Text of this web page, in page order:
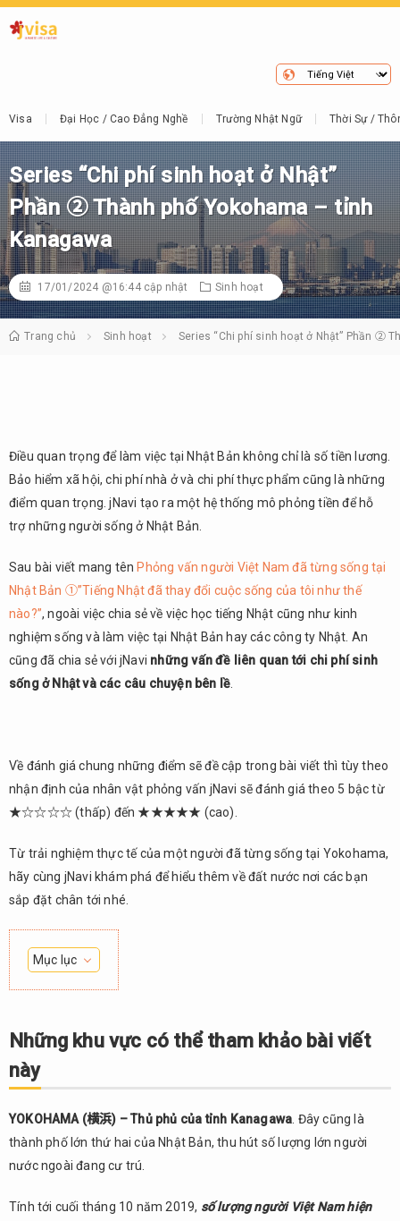
Visa Đại Học / Cao Đẳng Nghề Trường Nhật Ngữ Thời Sự /
Series “Chi phí sinh hoạt ở Nhật”
Phần ② Thành phố Yokohama – tỉnh
Kanagawa
17/01/2024 @16:44cập nhật Sinh hoạt
Trang chủ Sinh hoạt Series “Chi phí sinh hoạt ở Nhật” Phần ②
Điều quan trọng để làm việc tại Nhật Bản không chỉ là số tiền lương.
Bảo hiểm xã hội, chi phí nhà ở và chi phí thực phẩm cũng là những
điểm quan trọng. jNavi tạo ra một hệ thống mô phỏng tiền để hỗ
trợ những người sống ở Nhật Bản.
Sau bài viết mang tên Phỏng vấn người Việt Nam đã từng sống tại
Nhật Bản ①”Tiếng Nhật đã thay đổi cuộc sống của tôi như thế
nào?”, ngoài việc chia sẻ về việc học tiếng Nhật cũng như kinh
nghiệm sống và làm việc tại Nhật Bản hay các công ty Nhật. An
cũng đã chia sẻ với jNavi những vấn đề liên quan tới chi phí sinh
sống ở Nhật và các câu chuyện bên lề
Về đánh giá chung những điểm sẽ đề cập trong bài viết thì tùy theo
nhận định của nhân vật phỏng vấn jNavi sẽ đánh giá theo 5 bậc từ
★☆☆☆☆ (thấp) đến ★★★★★ (cao).
Từ trải nghiệm thực tế của một người đã từng sống tại Yokohama,
hãy cùng jNavi khám phá để hiểu thêm về đất nước nơi các bạn
sắp đặt chân tới nhé.
Mục lục
1.
khu
vực có
thể
tham
bài
viết
này
thống giao
Những khu vực có thể tham khảo bài viết
này
YOKOHAMA (横浜) – Thủ phủ của tỉnh Kanagawa . Đây cũng là
thành phố lớn thứ hai của Nhật Bản, thu hút số lượng lớn người
nước ngoài đang cư trú.
Tính tới cuối tháng 10 năm 2019, số lượng người Việt Nam hiện